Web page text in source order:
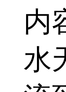
内
水